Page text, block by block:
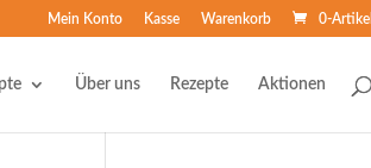
Mein Konto Kasse Warenkorb 0-Artikel
Über uns Rezepte Aktionen